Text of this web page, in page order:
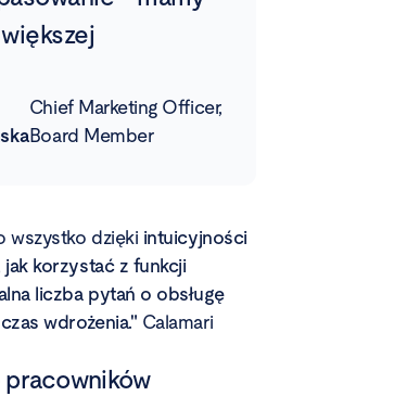
Chief Marketing Officer,
Board Member
wszystko dzięki intuicyjności
korzystać z funkcji
liczba pytań o obsługę
wdrożenia." Calamari